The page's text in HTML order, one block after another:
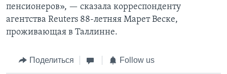
пенсионеров», — сказала корреспонденту
агентства Reuters 88-летняя Марет Веске,
проживающая в Таллинне.
Поделиться Follow us